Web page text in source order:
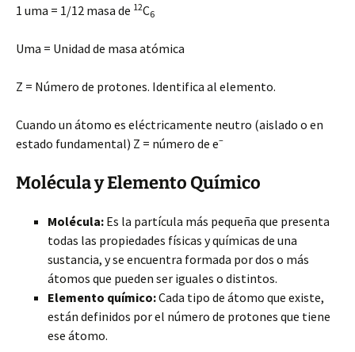
1 uma = 1/12 masa de 12C6
Uma = Unidad de masa atómica
Z = Número de protones. Identifica al elemento.
Cuando un átomo es eléctricamente neutro (aislado o en
estado fundamental) Z = número de e–
Molécula y Elemento Químico
Molécula: Es la partícula más pequeña que presenta
todas las propiedades físicas y químicas de una
sustancia, y se encuentra formada por dos o más
átomos que pueden ser iguales o distintos.
Elemento químico:Cada tipo de átomo que existe,
están definidos por el número de protones que tiene
ese átomo.